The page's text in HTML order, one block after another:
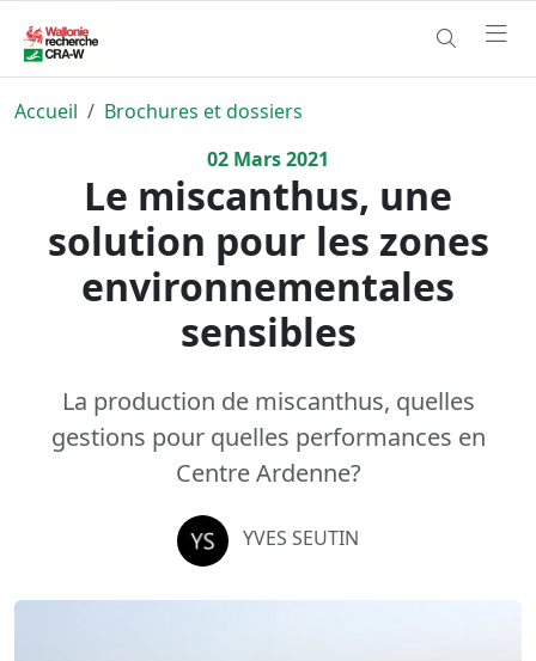
Accueil
Brochures et dossiers
02 Mars2021
Le miscanthus, une
solution pour les zones
environnementales
sensibles
La production de miscanthus, quelles
gestions pour quelles performances en
Centre Ardenne?
YVES SEUTIN